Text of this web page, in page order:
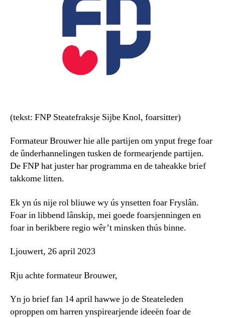
(tekst: FNP Steatefraksje Sijbe Knol, foarsitter)
Formateur Brouwer hie alle partijen om ynput frege foar
de ûnderhannelingen tusken de formearjende partijen.
De FNP hat juster har programma en de taheakke brief
takkome litten.
Ek yn ús nije rol bliuwe wy ús ynsetten foar Fryslân.
Foar in libbend lânskip, mei goede foarsjenningen en
foar in berikbere regio wêr’t minsken thús binne.
Ljouwert, 26 april 2023
Rju achte formateur Brouwer,
Yn jo brief fan 14 april hawwe jo de Steateleden
oproppen om harren ynspirearjende ideeën foar de